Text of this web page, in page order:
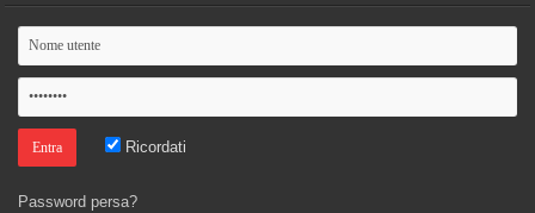
Ricordati
Password persa?